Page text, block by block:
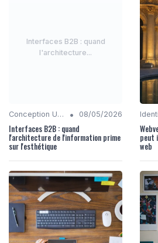
Interfaces B2B : quand
l'architecture...
Conception UX/UI • 08/05/2026
Interfaces B2B : quand
l'architecture de l'information prime
sur l'esthétique
peut
web